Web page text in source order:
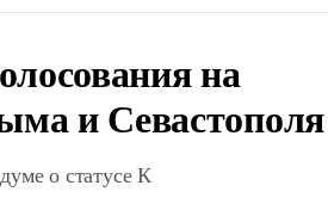
на
и Севастополя
о статусе К